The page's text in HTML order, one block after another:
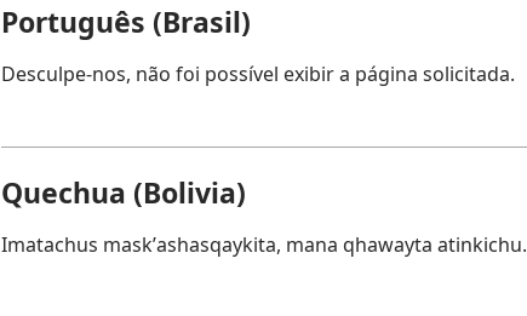
Português (Brasil)
Desculpe-nos, não foi possível exibir a página solicitada.
Quechua (Bolivia)
Imatachus maskʼashasqaykita, mana qhawayta atinkichu.